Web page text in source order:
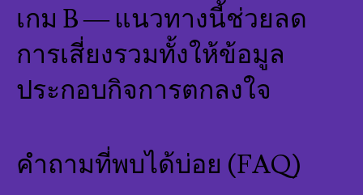
เกม B — แนวทางนี้ช่วยลด
การเสี่ยงรวมทั้งให้ข้อมูล
ประกอบกิจการตกลงใจ
คำถามที่พบได้บ่อย (FAQ)